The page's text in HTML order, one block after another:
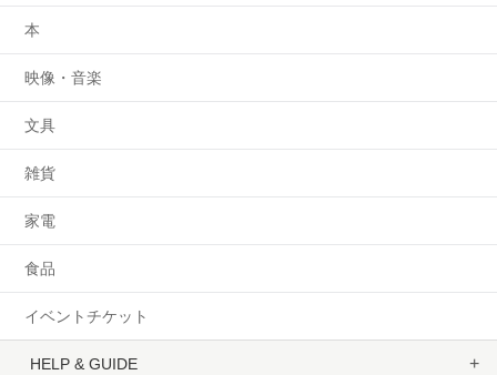
本
映像・音楽
文具
雑貨
家電
食品
イベントチケット
HELP & GUIDE